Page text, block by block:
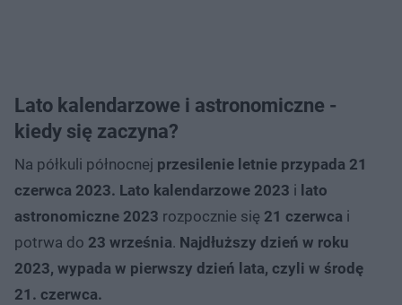
Lato kalendarzowe i astronomiczne -
kiedy się zaczyna?
Na półkuli północnej przesilenie letnie przypada 21
czerwca 2023. Lato kalendarzowe 2023 i lato
astronomiczne 2023 rozpocznie się 21 czerwca i
potrwa do 23 września. Najdłuższy dzień w roku
2023, wypada w pierwszy dzień lata, czyli w środę
21. czerwca.